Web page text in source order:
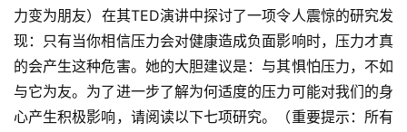
力变为朋友）在其TED演讲中探讨了一项令人震惊的研究发
现：只有当你相信压力会对健康造成负面影响时，压力才真
的会产生这种危害。她的大胆建议是：与其惧怕压力，不如
与它为友。为了进一步了解为何适度的压力可能对我们的身
心产生积极影响，请阅读以下七项研究。（重要提示：所有